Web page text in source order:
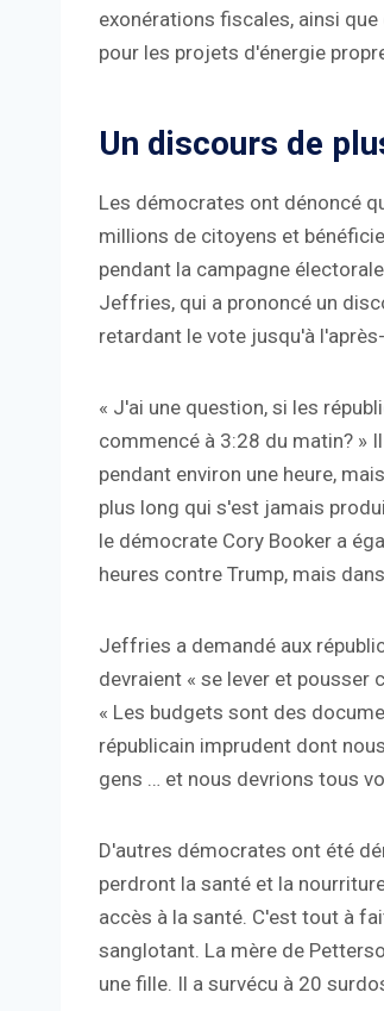
exonérations fiscales, ainsi
pour les projets d'énergie
Un discours de
Les démocrates ont dénoncé
millions de citoyens et
pendant la campagne
Jeffries, qui a prononcé un
retardant le vote jusqu'à
« J'ai une question, si les
commencé à 3:28 du matin? »
pendant environ une heure,
plus long qui s'est jamais
le démocrate Cory Booker a
heures contre Trump, mais
Jeffries a demandé aux
devraient « se lever et pousser
« Les budgets sont des
républicain imprudent dont
gens … et nous devrions tous
D'autres démocrates ont été
perdront la santé et la
accès à la santé. C'est tout à
sanglotant. La mère de
une fille. Il a survécu à 20